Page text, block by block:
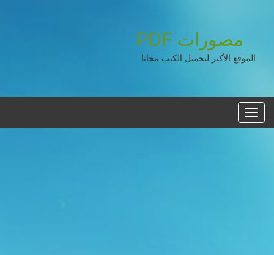
مصورات PDF
الموقع الأكبر لتحميل الكتب مجانا
القائمه
الرئيسية